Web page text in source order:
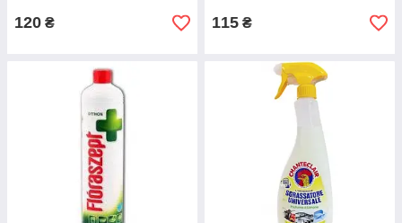
120 ₴ 115 ₴